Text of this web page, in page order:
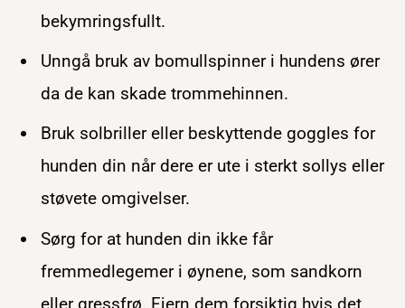
bekymringsfullt.
Unngå bruk av bomullspinner i hundens ører
da de kan skade trommehinnen.
Bruk solbriller eller beskyttende goggles for
hunden din når dere er ute i sterkt sollys eller
støvete omgivelser.
Sørg for at hunden din ikke får
fremmedlegemer i øynene, som sandkorn
eller gressfrø. Fjern dem forsiktig hvis det